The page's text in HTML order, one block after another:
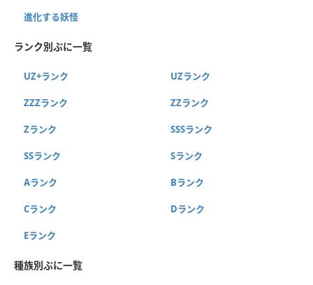
進化する妖怪
ランク別ぷに一覧
UZ+ランク UZランク
ZZZランク ZZランク
Zランク SSSランク
SSランク Sランク
Aランク Bランク
Cランク Dランク
Eランク
種族別ぷに一覧